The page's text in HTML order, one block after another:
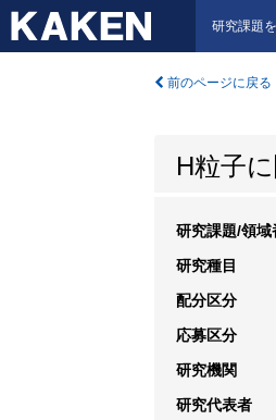
研究課題
前のページに戻る
H粒子
研究課題/領域
研究種目
配分区分
応募区分
研究機関
研究代表者